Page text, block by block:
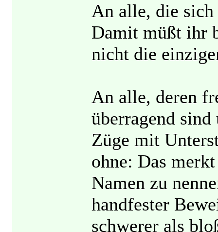
An alle, die sich
Damit müßt ihr
nicht die
An alle, deren
überragend
Züge mit
ohne: Das
Namen zu
handfester
schwerer als